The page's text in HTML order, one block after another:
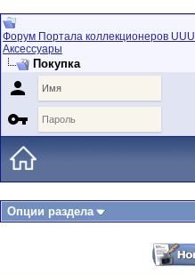
Форум Портала коллекционеров UUU
Аксессуары
Покупка


Опции раздела